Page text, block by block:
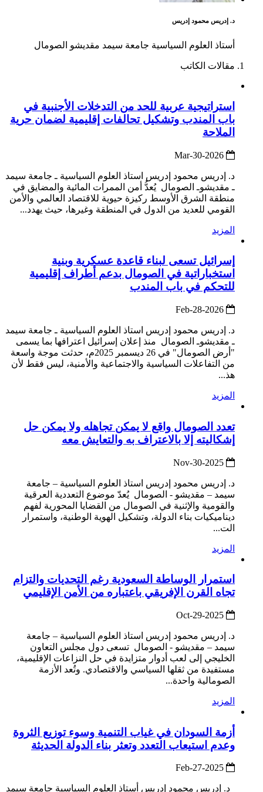
د. إدريس محمود إدريس
أستاذ العلوم السياسية جامعة سيمد مقديشو الصومال
مقالات الكاتب
استراتيجية عربية للحد من التدخلات الأجنبية في
باب المندب وتشكيل تحالفات إقليمية لضمان حرية
الملاحة
د. إدريس محمود إدريس استاذ العلوم السياسية ـ جامعة سيمد
ـ مقديشوـ الصومال يُعدُّ أمن الممرات المائية والمضايق في
منطقة الشرق الأوسط ركيزة حيوية للاقتصاد العالمي والأمن
القومي للعديد من الدول في المنطقة وغيرها، حيث يهدد...
المزيد
إسرائيل تسعى لبناء قاعدة عسكرية وبنية
استخباراتية في الصومال بدعم أطراف إقليمية
للتحكم في باب المندب
د. إدريس محمود إدريس استاذ العلوم السياسية ـ جامعة سيمد
ـ مقديشوـ الصومال منذ إعلان إسرائيل اعترافها بما يسمى
"أرض الصومال" في 26 ديسمبر 2025م، حدثت موجة واسعة
من التفاعلات السياسية والاجتماعية والأمنية، ليس فقط لأن
هذ...
المزيد
تعدد الصومال واقع لا يمكن تجاهله ولا يمكن حل
إشكاليته إلا بالاعتراف به والتعايش معه
د. إدريس محمود إدريس استاذ العلوم السياسية – جامعة
سيمد – مقديشو - الصومال يُعدّ موضوع التعددية العرقية
والقومية والإثنية في ‎الصومال من القضايا المحورية لفهم
ديناميكيات بناء الدولة، وتشكيل الهوية الوطنية، واستمرار
الت...
المزيد
استمرار الوساطة السعودية رغم التحديات والتزام
تجاه القرن الإفريقي باعتباره من الأمن الإقليمي
د. إدريس محمود إدريس استاذ العلوم السياسية – جامعة
سيمد – مقديشو - الصومال تسعى دول مجلس التعاون
الخليجي إلى لعب أدوار متزايدة في حل النزاعات الإقليمية،
مستفيدة من ثقلها السياسي والاقتصادي. وتُعد الأزمة
الصومالية واحدة...
المزيد
أزمة السودان في غياب التنمية وسوء توزيع الثروة
وعدم استيعاب التعدد وتعثر بناء الدولة الحديثة
د. إدريس محمود إدريس أستاذ العلوم السياسية جامعة سيمد